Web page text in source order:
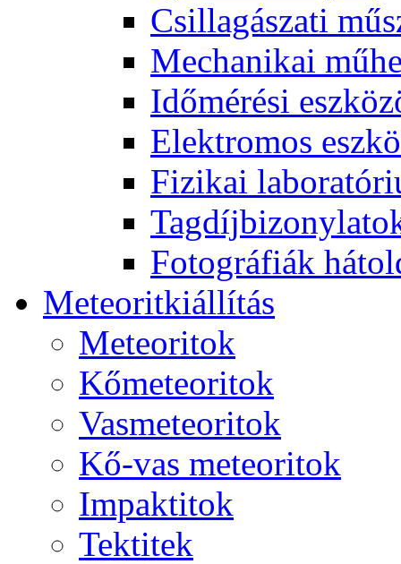
Csil­la­gá­sza­ti
Me­cha­ni­kai
Idő­mé­ré­si
Elekt­ro­mos
Fi­zi­kai
Fo­tog­rá­fi­ák
Me­te­o­rit­ki­ál­lí­tás
Me­te­o­ri­tok
Kő­me­te­o­ri­tok
Vas­me­te­o­ri­tok
Kő-vas me­te­o­ri­tok
Imp­ak­ti­tok
Tek­ti­tek